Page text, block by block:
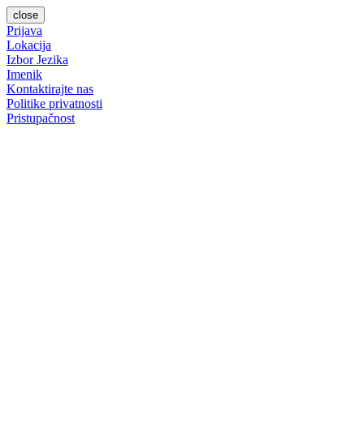
close
Prijava
Lokacija
Izbor Jezika
Imenik
Kontaktirajte nas
Politike privatnosti
Pristupačnost